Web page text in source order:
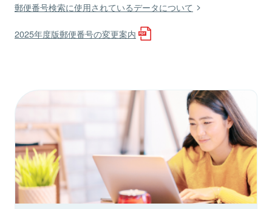
郵便番号検索に使用されているデータについて
2025年度版郵便番号の変更案内